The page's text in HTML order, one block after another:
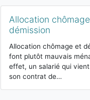
Allocation
démission
Allocation chômage et
font plutôt mauvais
effet, un salarié qui
son contrat de…